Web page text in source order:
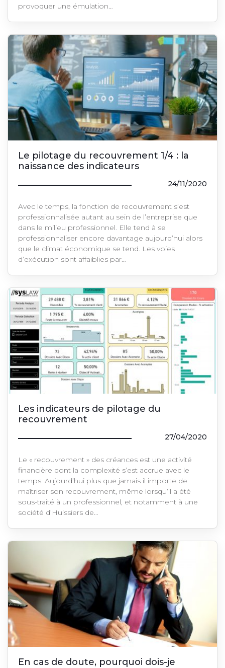
provoquer une émulation…
Le pilotage du recouvrement 1/4 : la
naissance des indicateurs
24/11/2020
Avec le temps, la fonction de recouvrement s’est
professionnalisée autant au sein de l’entreprise que
dans le milieu professionnel. Elle tend à se
professionnaliser encore davantage aujourd’hui alors
que le climat économique se tend. Les voies
d’exécution sont affaiblies par…
Les indicateurs de pilotage du
recouvrement
27/04/2020
Le « recouvrement » des créances est une activité
financière dont la complexité s’est accrue avec le
temps. Aujourd’hui plus que jamais il importe de
maîtriser son recouvrement, même lorsqu’il a été
sous-traité à un professionnel, et notamment à une
société d’Huissiers de…
En cas de doute, pourquoi dois-je